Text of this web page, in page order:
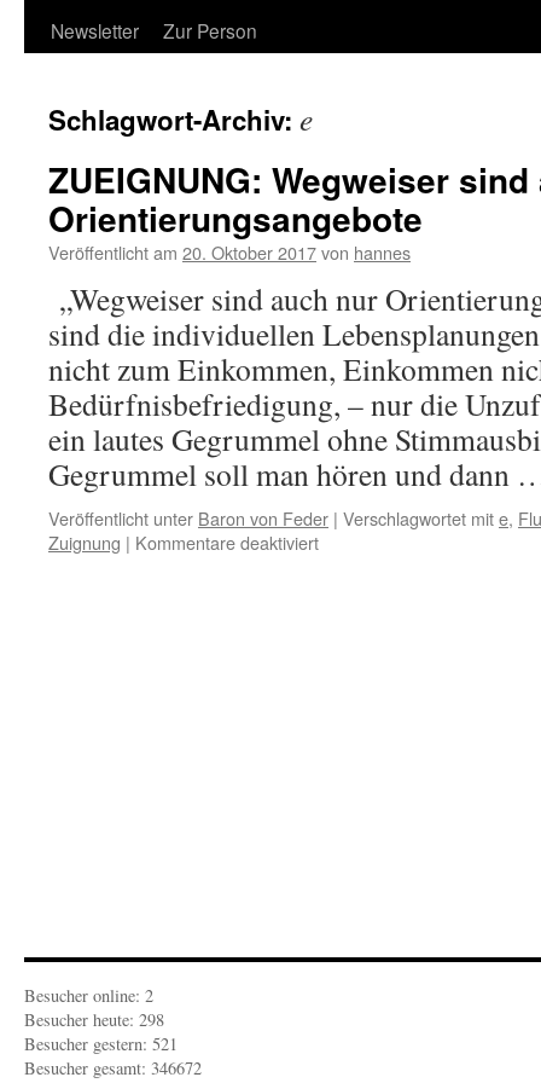
Newsletter
Zur Person
Schlagwort-Archiv: e
ZUEIGNUNG: Wegweiser
Orientierungsangebote
Veröffentlicht am 20. Oktober 2017von hannes
„Wegweiser sind auch nur
sind die individuellen
nicht zum Einkommen, Einkommen
Bedürfnisbefriedigung, – nur die
ein lautes Gegrummel ohne
Gegrummel soll man hören und dann
Veröffentlicht unter Baron von Feder | Verschlagwortet mite,
Zuignung | Kommentare deaktiviertfür
Besucher online: 2
Besucher heute: 298
Besucher gestern: 521
Besucher gesamt: 346672